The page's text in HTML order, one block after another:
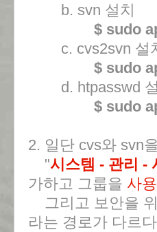
b. svn 설치
$ sudo
c. cvs2svn 설
$ sudo
d. htpasswd
$ sudo
2. 일단 cvs와 svn
"시스템 - 관리 -
가하고 그룹을 사
그리고 보안을
라는 경로가 다르